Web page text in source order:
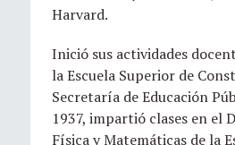
Harvard.
Inició sus actividades
la Escuela Superior de
Secretaría de Educación
1937, impartió clases en el
Física y Matemáticas de la